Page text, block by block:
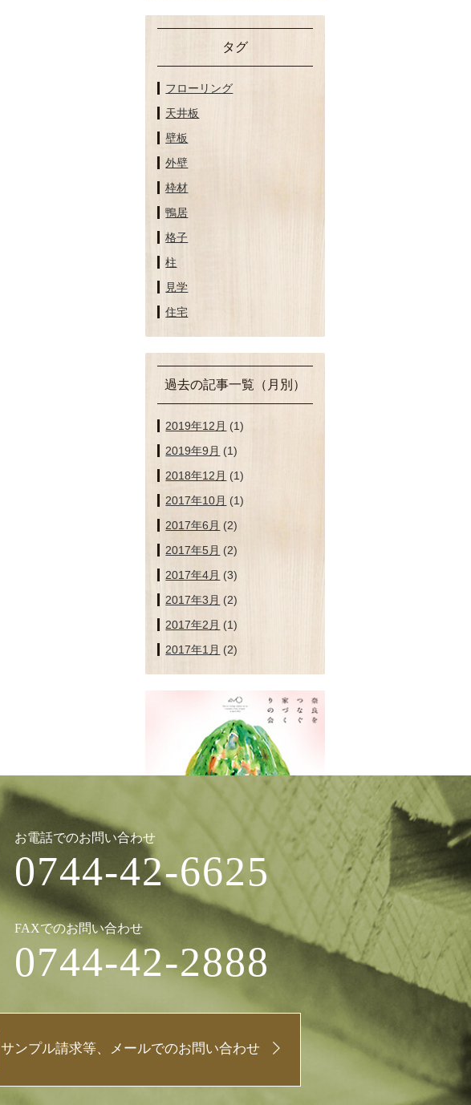
タグ
フローリング
天井板
壁板
外壁
枠材
鴨居
格子
柱
見学
住宅
過去の記事一覧（月別）
2019年12月 (1)
2019年9月 (1)
2018年12月 (1)
2017年10月 (1)
2017年6月 (2)
2017年5月 (2)
2017年4月 (3)
2017年3月 (2)
2017年2月 (1)
2017年1月 (2)
お電話でのお問い合わせ
0744-42-6625
FAXでのお問い合わせ
0744-42-2888
サンプル請求等、メールでのお問い合わせ